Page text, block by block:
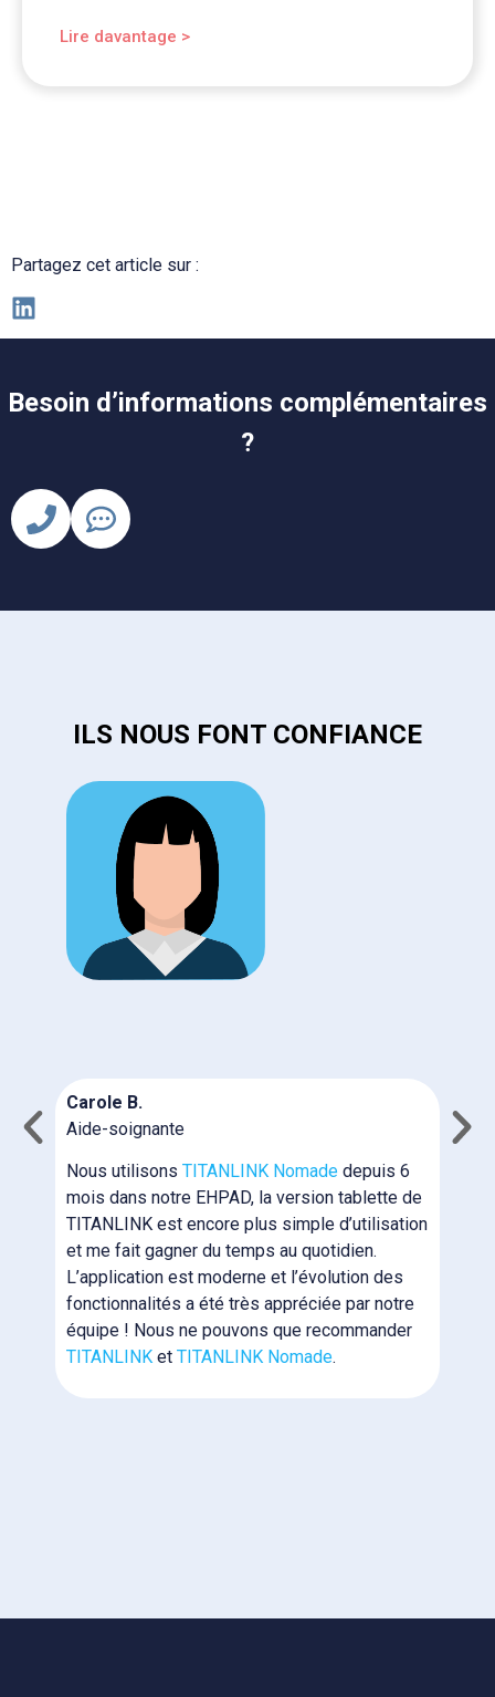
Lire davantage >
Partagez cet article sur :
Besoin d’informations complémentaires
?
ILS NOUS FONT CONFIANCE
Carole B.
Aide-soignante
Nous utilisons TITANLINK Nomade depuis 6
mois dans notre EHPAD, la version tablette de
TITANLINK est encore plus simple d’utilisation
et me fait gagner du temps au quotidien.
L’application est moderne et l’évolution des
fonctionnalités a été très appréciée par notre
équipe ! Nous ne pouvons que recommander
TITANLINK et TITANLINK Nomade.